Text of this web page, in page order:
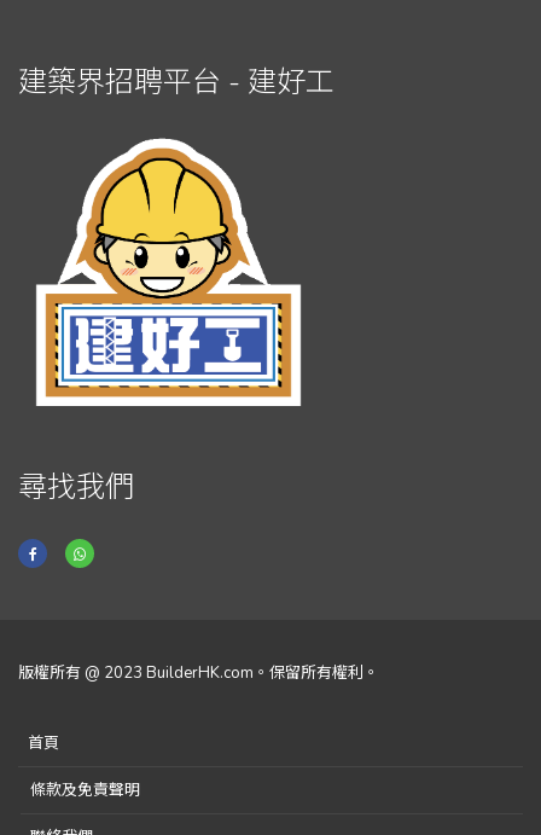
建築界招聘平台 - 建好工
尋找我們
版權所有 @ 2023 BuilderHK.com。保留所有權利。
首頁
條款及免責聲明